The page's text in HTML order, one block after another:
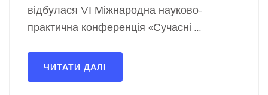
відбулася VІ Міжнародна науково-
практична конференція «Сучасні …
ЧИТАТИ ДАЛІ